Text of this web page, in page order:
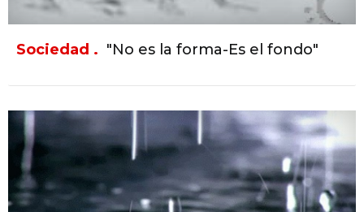
Sociedad . "No es la forma-Es el fondo"